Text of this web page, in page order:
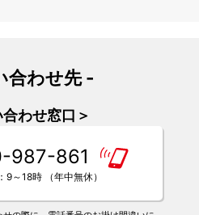
合わせ先 -
合わせ窓口＞
987-861
9～18時 （年中無休）